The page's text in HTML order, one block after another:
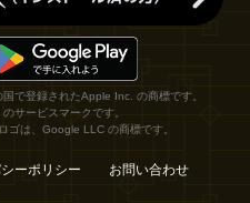
で登録されたApple Inc. の商標です。
サービスマークです。
は、Google LLC の商標です。
ーポリシー お問い合わせ